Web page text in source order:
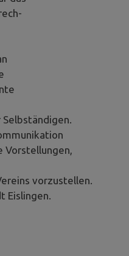
vorzustellen.
Eislingen.